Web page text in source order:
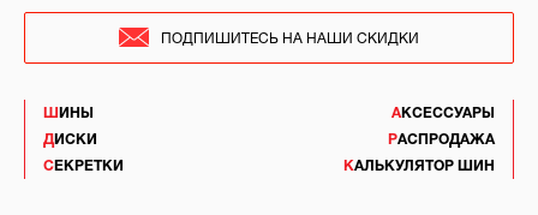
ШИНЫ
ДИСКИ
СЕКРЕТКИ
АКСЕССУАРЫ
РАСПРОДАЖА
КАЛЬКУЛЯТОР ШИН
ПОДПИШИТЕСЬ НА НАШИ СКИДКИ